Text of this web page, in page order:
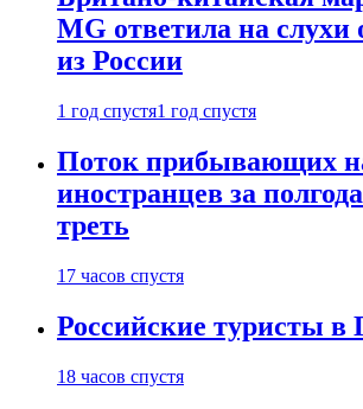
MG ответила на слухи
из России
1 год спустя1 год спустя
Поток прибывающих
иностранцев за
треть
17 часов спустя
Российские туристы в
18 часов спустя